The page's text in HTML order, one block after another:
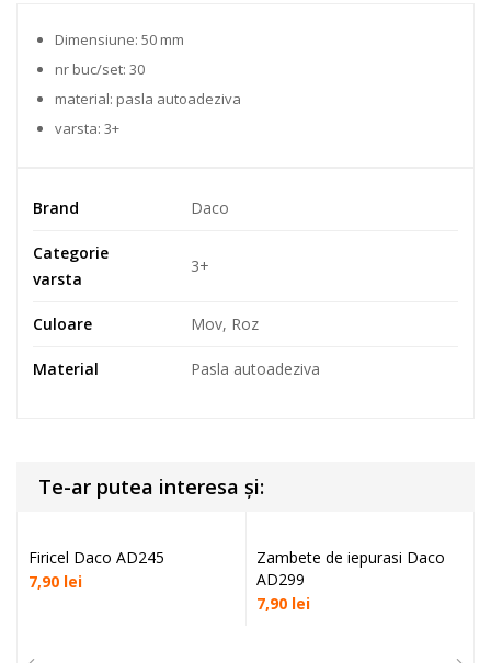
Dimensiune: 50 mm
nr buc/set: 30
material: pasla autoadeziva
varsta: 3+
Brand Daco
Categorie
varsta
3+
Culoare Mov, Roz
Material Pasla autoadeziva
Te-ar putea interesa și:
Firicel Daco AD245
7,90 lei
Zambete de iepurasi Daco
AD299
7,90 lei